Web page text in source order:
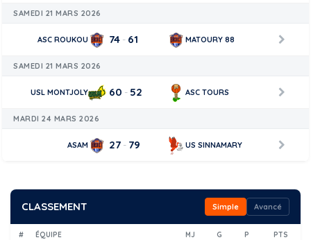
SAMEDI 21 MARS 2026
ASC ROUKOU 74 - 61 MATOURY 88
SAMEDI 21 MARS 2026
USL MONTJOLY 60 - 52 ASC TOURS
MARDI 24 MARS 2026
ASAM 27 - 79 US SINNAMARY
CLASSEMENT Simple Avancé
# ÉQUIPE MJ G P PTS